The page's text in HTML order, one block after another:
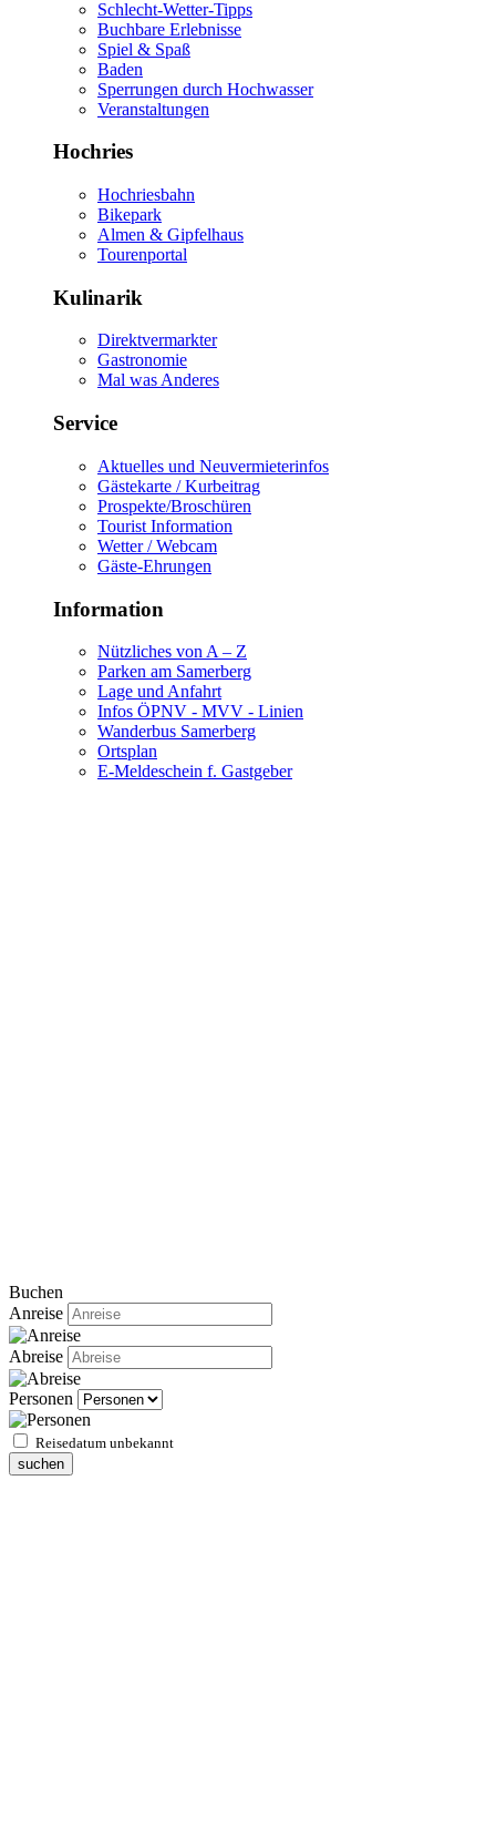
Schlecht-Wetter-Tipps
Buchbare Erlebnisse
Spiel & Spaß
Baden
Sperrungen durch Hochwasser
Veranstaltungen
Hochries
Hochriesbahn
Bikepark
Almen & Gipfelhaus
Tourenportal
Kulinarik
Direktvermarkter
Gastronomie
Mal was Anderes
Service
Aktuelles und Neuvermieterinfos
Gästekarte / Kurbeitrag
Prospekte/Broschüren
Tourist Information
Wetter / Webcam
Gäste-Ehrungen
Information
Nützliches von A – Z
Parken am Samerberg
Lage und Anfahrt
Infos ÖPNV - MVV - Linien
Wanderbus Samerberg
Ortsplan
E-Meldeschein f. Gastgeber
Buchen
Anreise
Abreise
Personen
Reisedatum unbekannt
suchen